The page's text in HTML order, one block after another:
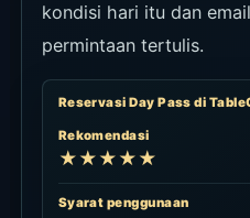
kondisi hari itu dan
permintaan tertulis.
Reservasi Day Pass di
Rekomendasi
★★★★★
Syarat penggunaan